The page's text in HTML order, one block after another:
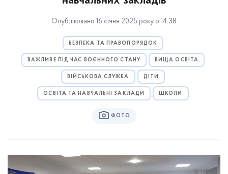
Опубліковано 16 січня 2025 року о 14:38
БЕЗПЕКА ТА ПРАВОПОРЯДОК
ВАЖЛИВЕ ПІД ЧАС ВОЄННОГО СТАНУ ВИЩА ОСВІТА
ВІЙСЬКОВА СЛУЖБА ДІТИ
ОСВІТА ТА НАВЧАЛЬНІ ЗАКЛАДИ ШКОЛИ
ФОТО